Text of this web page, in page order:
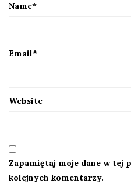
Name*
Email*
Website
Zapamiętaj moje dane w tej
kolejnych komentarzy.